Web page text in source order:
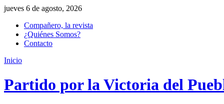
jueves 6 de agosto, 2026
Compañero, la revista
¿Quiénes Somos?
Contacto
Inicio
Partido por la Victoria del